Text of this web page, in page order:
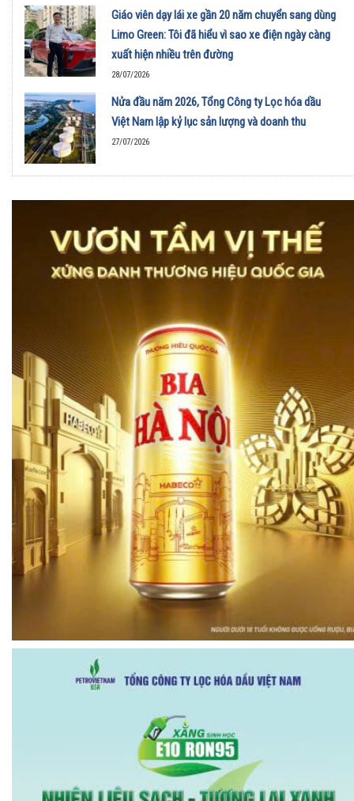
Giáo viên dạy lái xe gần 20 năm chuyển sang dùng
Limo Green: Tôi đã hiểu vì sao xe điện ngày càng
xuất hiện nhiều trên đường
28/07/2026
Nửa đầu năm 2026, Tổng Công ty Lọc hóa dầu
Việt Nam lập kỷ lục sản lượng và doanh thu
27/07/2026